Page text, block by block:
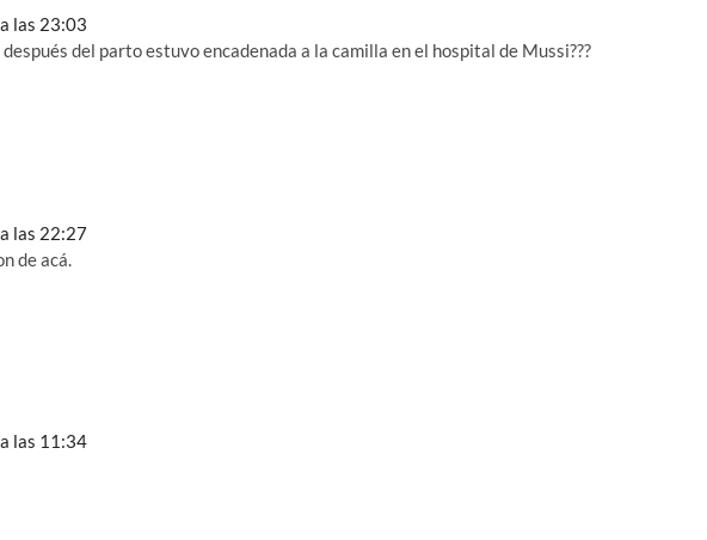
las 23:03
del parto estuvo encadenada a la camilla en el hospital de Mussi???
las 22:27
de acá.
las 11:34